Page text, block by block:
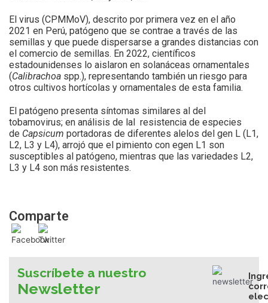
Comparte
El virus (CPMMoV), descrito por primera vez en el año
2021 en Perú, patógeno que se contrae a través de las
semillas y que puede dispersarse a grandes distancias con
el comercio de semillas. En 2022, científicos
estadounidenses lo aislaron en solanáceas ornamentales
(Calibrachoa spp.), representando también un riesgo para
otros cultivos hortícolas y ornamentales de esta familia.
El patógeno presenta síntomas similares al del
tobamovirus; en análisis de lal resistencia de especies
de Capsicum portadoras de diferentes alelos del gen L (L1,
L2, L3 y L4), arrojó que el pimiento con egen L1 son
susceptibles al patógeno, mientras que las variedades L2,
L3 y L4 son más resistentes.
Suscríbete a nuestro
Newsletter